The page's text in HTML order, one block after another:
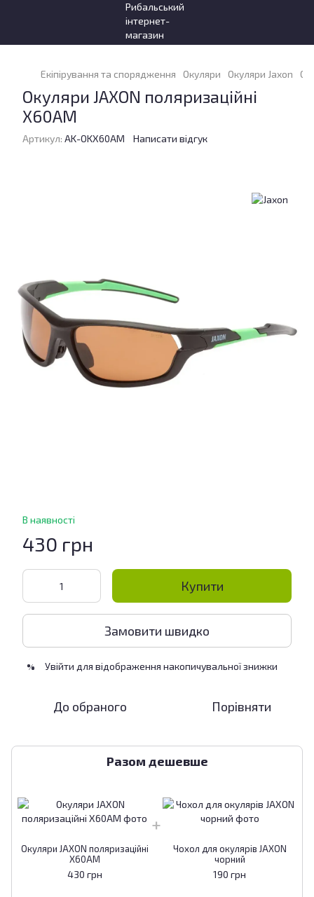
Екіпірування та спорядження Окуляри Окуляри Jaxon
Окуляри JAXON поляризаційні
X60AM
Артикул: AK-OKX60AM Написати відгук
В наявності
430 грн
Купити
Замовити швидко
% Увійти для відображення накопичувальної знижки
До обраного Порівняти
Разом дешевше
Окуляри JAXON поляризаційні
X60AM
430 грн
Чохол для окулярів JAXON
чорний
190 грн